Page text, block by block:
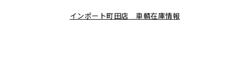
インポート町田店 車輌在庫情報